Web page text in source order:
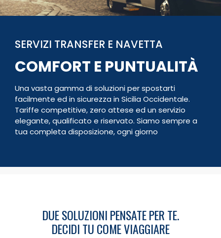
SERVIZI TRANSFER E NAVETTA
COMFORT E PUNTUALITÀ
Una vasta gamma di soluzioni per spostarti
facilmente ed in sicurezza in Sicilia Occidentale.
Tariffe competitive, zero attese ed un servizio
elegante, qualificato e riservato. Siamo sempre a
tua completa disposizione, ogni giorno
DUE SOLUZIONI PENSATE PER TE.
DECIDI TU COME VIAGGIARE
Solo Andata Andata e ritorno
Passeggeri0
Adulti 0
Bambini 0
Andata Ore
Ritorno Ore
Totale
€ 0,00 Prenota
Passeggeri0